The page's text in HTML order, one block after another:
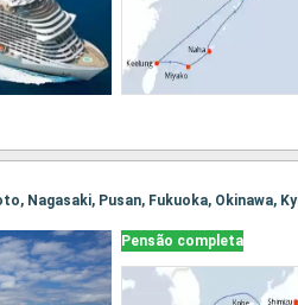
Nagasaki, Pusan, Fukuoka, Okinawa,
Pensão completa